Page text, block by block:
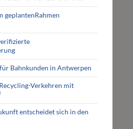
geplantenRahmen
Bahnkunden in Antwerpen
Verkehren mit
entscheidet sich in den